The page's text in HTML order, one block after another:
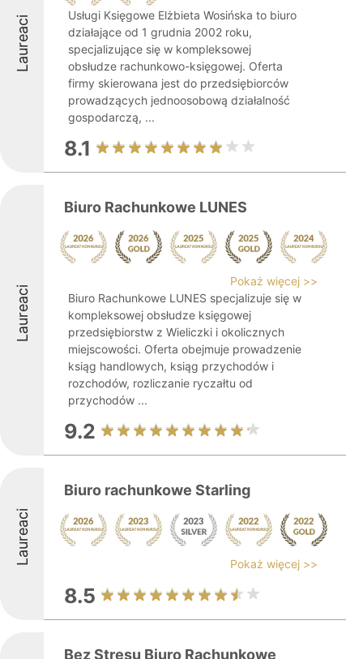
Laureaci
Usługi Księgowe Elżbieta Wosińska to biuro
działające od 1 grudnia 2002 roku,
specjalizujące się w kompleksowej
obsłudze rachunkowo-księgowej. Oferta
firmy skierowana jest do przedsiębiorców
prowadzących jednoosobową działalność
gospodarczą, ...
8.1
Laureaci
Biuro Rachunkowe LUNES
Pokaż więcej >>
Biuro Rachunkowe LUNES specjalizuje się w
kompleksowej obsłudze księgowej
przedsiębiorstw z Wieliczki i okolicznych
miejscowości. Oferta obejmuje prowadzenie
ksiąg handlowych, ksiąg przychodów i
rozchodów, rozliczanie ryczałtu od
przychodów ...
9.2
Laureaci
Biuro rachunkowe Starling
Pokaż więcej >>
8.5
Bez Stresu Biuro Rachunkowe